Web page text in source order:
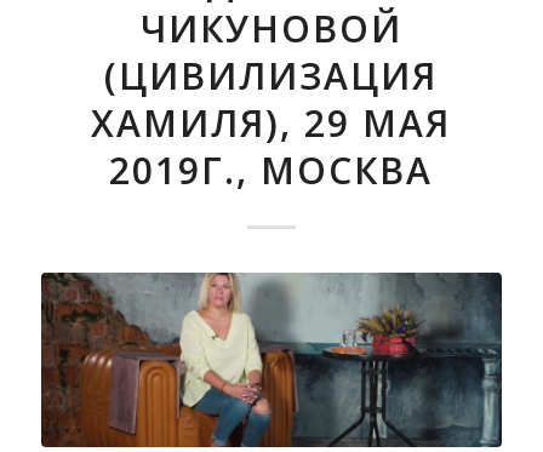
ЧИКУНОВОЙ
(ЦИВИЛИЗАЦИЯ
ХАМИЛЯ), 29 МАЯ
2019Г., МОСКВА